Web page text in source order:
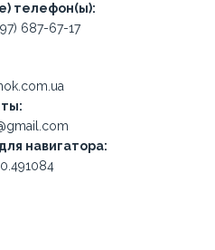
телефон(ы):
687-67-17
навигатора: